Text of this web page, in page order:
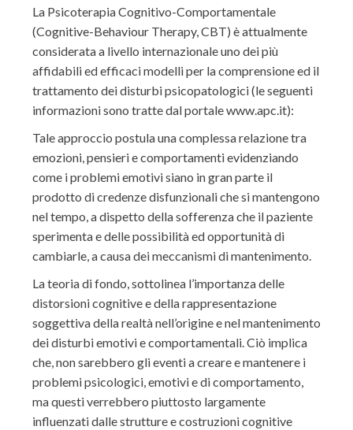
La Psicoterapia Cognitivo-Comportamentale
(Cognitive-Behaviour Therapy, CBT) è attualmente
considerata a livello internazionale uno dei più
affidabili ed efficaci modelli per la comprensione ed il
trattamento dei disturbi psicopatologici (le seguenti
informazioni sono tratte dal portale www.apc.it):
Tale approccio postula una complessa relazione tra
emozioni, pensieri e comportamenti evidenziando
come i problemi emotivi siano in gran parte il
prodotto di credenze disfunzionali che si mantengono
nel tempo, a dispetto della sofferenza che il paziente
sperimenta e delle possibilità ed opportunità di
cambiarle, a causa dei meccanismi di mantenimento.
La teoria di fondo, sottolinea l’importanza delle
distorsioni cognitive e della rappresentazione
soggettiva della realtà nell’origine e nel mantenimento
dei disturbi emotivi e comportamentali. Ciò implica
che, non sarebbero gli eventi a creare e mantenere i
problemi psicologici, emotivi e di comportamento,
ma questi verrebbero piuttosto largamente
influenzati dalle strutture e costruzioni cognitive